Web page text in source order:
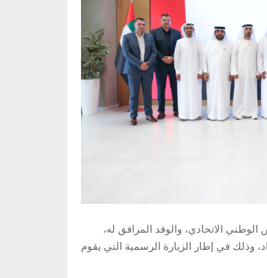
الوطني الاتحادي، والوفد المرافق له،
وذلك في إطار الزيارة الرسمية التي يقوم